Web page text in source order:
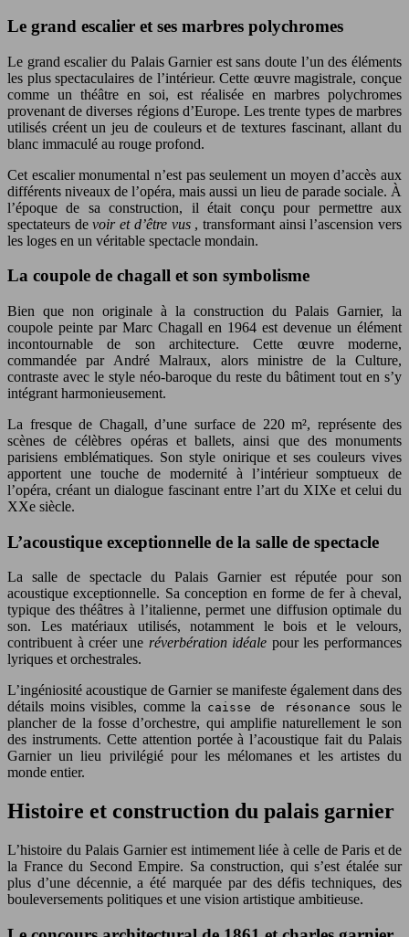
Le grand escalier et ses marbres polychromes
Le grand escalier du Palais Garnier est sans doute l’un des éléments
les plus spectaculaires de l’intérieur. Cette œuvre magistrale, conçue
comme un théâtre en soi, est réalisée en marbres polychromes
provenant de diverses régions d’Europe. Les trente types de marbres
utilisés créent un jeu de couleurs et de textures fascinant, allant du
blanc immaculé au rouge profond.
Cet escalier monumental n’est pas seulement un moyen d’accès aux
différents niveaux de l’opéra, mais aussi un lieu de parade sociale. À
l’époque de sa construction, il était conçu pour permettre aux
spectateurs devoir et d’être vus , transformant ainsi l’ascension vers
les loges en un véritable spectacle mondain.
La coupole de chagall et son symbolisme
Bien que non originale à la construction du Palais Garnier, la
coupole peinte par Marc Chagall en 1964 est devenue un élément
incontournable de son architecture. Cette œuvre moderne,
commandée par André Malraux, alors ministre de la Culture,
contraste avec le style néo-baroque du reste du bâtiment tout en s’y
intégrant harmonieusement.
La fresque de Chagall, d’une surface de 220 m², représente des
scènes de célèbres opéras et ballets, ainsi que des monuments
parisiens emblématiques. Son style onirique et ses couleurs vives
apportent une touche de modernité à l’intérieur somptueux de
l’opéra, créant un dialogue fascinant entre l’art du XIXe et celui du
XXe siècle.
L’acoustique exceptionnelle de la salle de spectacle
La salle de spectacle du Palais Garnier est réputée pour son
acoustique exceptionnelle. Sa conception en forme de fer à cheval,
typique des théâtres à l’italienne, permet une diffusion optimale du
son. Les matériaux utilisés, notamment le bois et le velours,
contribuent à créer une réverbération idéale pour les performances
lyriques et orchestrales.
L’ingéniosité acoustique de Garnier se manifeste également dans des
détails moins visibles, comme la caisse de résonancesous le
plancher de la fosse d’orchestre, qui amplifie naturellement le son
des instruments. Cette attention portée à l’acoustique fait du Palais
Garnier un lieu privilégié pour les mélomanes et les artistes du
monde entier.
Histoire et construction du palais garnier
L’histoire du Palais Garnier est intimement liée à celle de Paris et de
la France du Second Empire. Sa construction, qui s’est étalée sur
plus d’une décennie, a été marquée par des défis techniques, des
bouleversements politiques et une vision artistique ambitieuse.